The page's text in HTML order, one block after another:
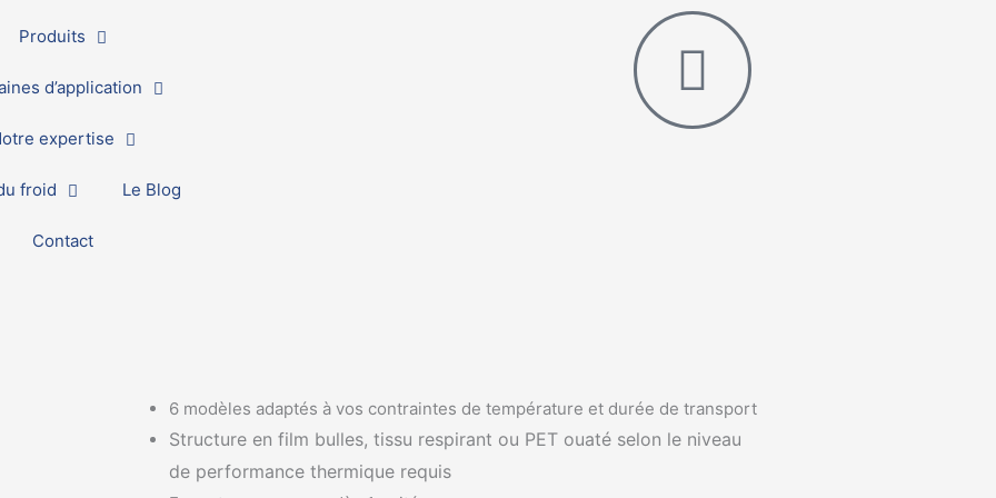
Produits
d’application
expertise
froid Le Blog
Contact
6 modèles adaptés à vos contraintes de température et durée de transport
Structure en film bulles, tissu respirant ou PET ouaté selon le niveau
de performance thermique requis